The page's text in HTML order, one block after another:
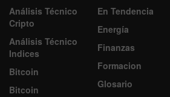
Análisis Técnico
Cripto
Análisis Técnico
Indices
Bitcoin
Bitcoin
En Tendencia
Energía
Finanzas
Formacion
Glosario